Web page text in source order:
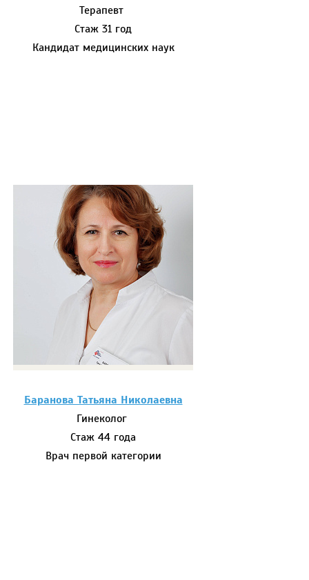
Терапевт
Стаж 31 год
Кандидат медицинских наук
Баранова Татьяна Николаевна
Гинеколог
Стаж 44 года
Врач первой категории